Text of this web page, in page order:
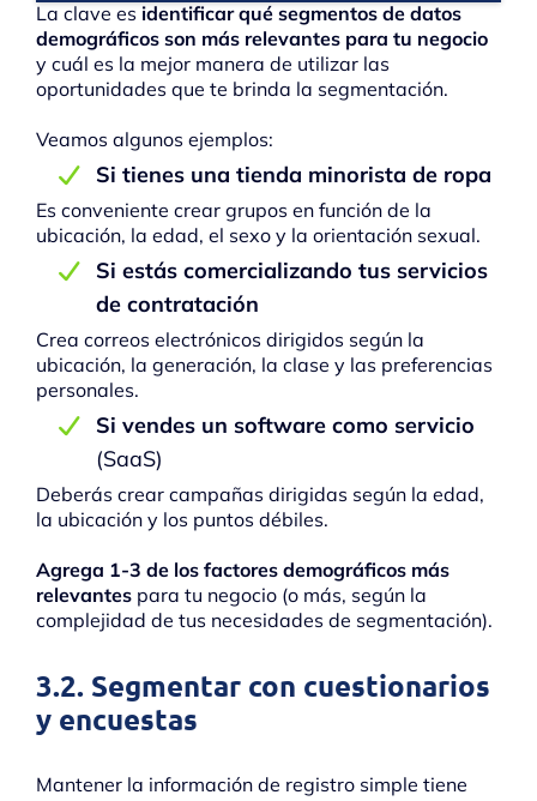
La clave es identificar qué segmentos de datos
demográficos son más relevantes para tu negocio
y cuál es la mejor manera de utilizar las
oportunidades que te brinda la segmentación.
Veamos algunos ejemplos:
Si tienes una tienda minorista de ropa
Es conveniente crear grupos en función de la
ubicación, la edad, el sexo y la orientación sexual.
Si estás comercializando tus servicios
de contratación
Crea correos electrónicos dirigidos según la
ubicación, la generación, la clase y las preferencias
personales.
Si vendes un software como servicio
(SaaS)
Deberás crear campañas dirigidas según la edad,
la ubicación y los puntos débiles.
Agrega 1-3 de los factores demográficos más
relevantes para tu negocio (o más, según la
complejidad de tus necesidades de segmentación).
3.2. Segmentar con cuestionarios
y encuestas
Mantener la información de registro simple tiene